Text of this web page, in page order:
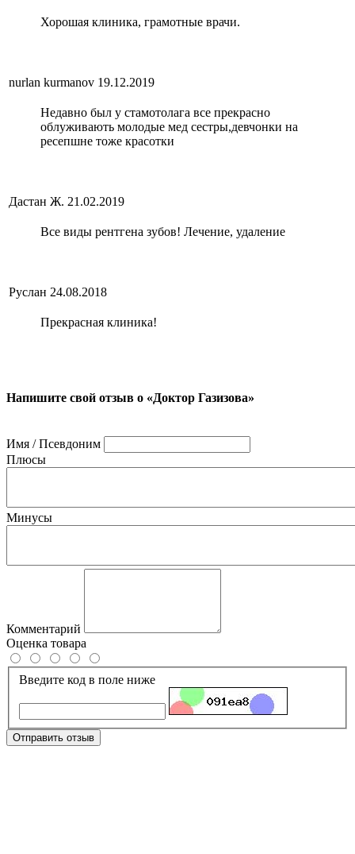
Хорошая клиника, грамотные врачи.
nurlan kurmanov 19.12.2019
Недавно был у стамотолага все прекрасно
облуживають молодые мед сестры,девчонки на
ресепшне тоже красотки
Дастан Ж. 21.02.2019
Все виды рентгена зубов! Лечение, удаление
Руслан 24.08.2018
Прекрасная клиника!
Напишите свой отзыв о «Доктор Газизова»
Имя / Псевдоним
Плюсы
Минусы
Комментарий
Оценка товара
Введите код в поле ниже
Отправить отзыв